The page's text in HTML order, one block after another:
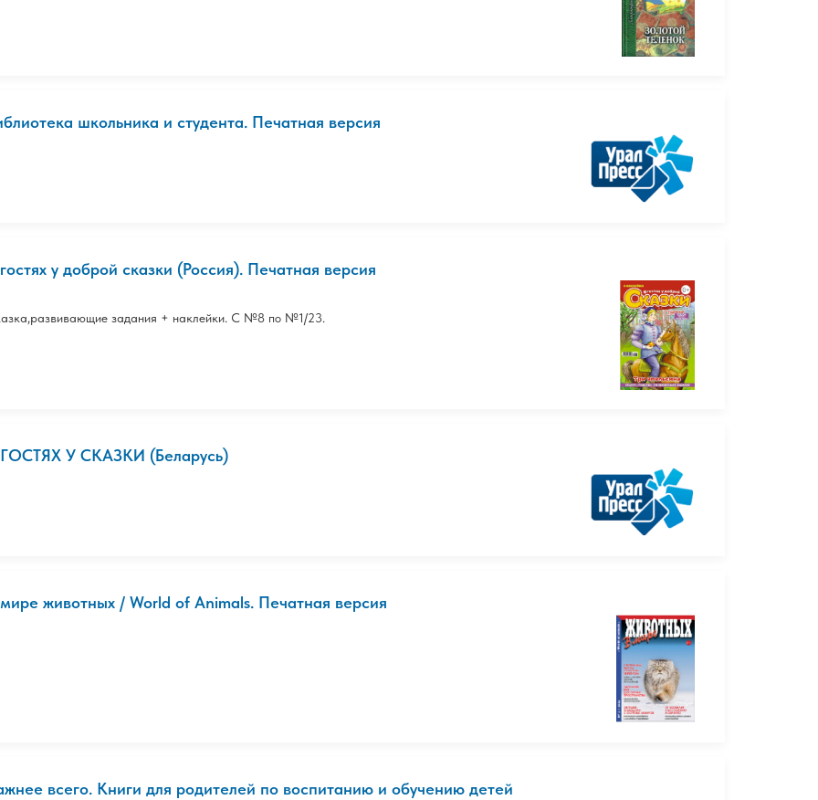
школьника и студента. Печатная версия
у доброй сказки (Россия). Печатная версия
задания + наклейки. С №8 по №1/23.
У СКАЗКИ (Беларусь)
животных / World of Animals. Печатная версия
всего. Книги для родителей по воспитанию и обучению детей